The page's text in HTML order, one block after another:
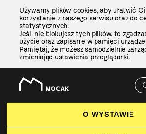
Używamy plików cookies, aby ułatwić Ci
korzystanie z naszego serwisu oraz do
statystycznych.
Jeśli nie blokujesz tych plików, to
użycie oraz zapisanie w pamięci
Pamiętaj, że możesz samodzielnie
zmieniając ustawienia przeglądarki.
O WYSTAWIE